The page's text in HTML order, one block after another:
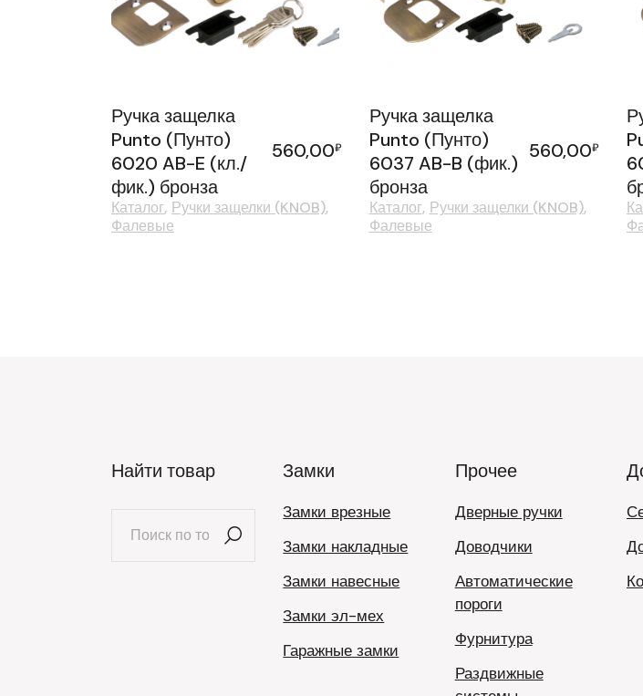
Ручка защелка
Punto (Пунто)
6020 AB-E (кл./
фик.) бронза
560,00₽
Каталог Ручки защелки (KNOB)
Фалевые
Ручка защелка
Punto (Пунто)
6037 AB-B (фик.)
бронза
560,00₽
Каталог Ручки защелки (KNOB)
Фалевые
Найти товар Замки
Замки врезные
Замки накладные
Замки навесные
Замки эл-мех
Гаражные замки
Прочее
Дверные ручки
Доводчики
Автоматические
пороги
Фурнитура
Раздвижные